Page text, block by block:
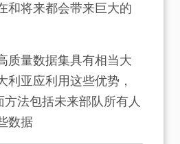
和将来都会带来巨大的
质量数据集具有相当大
利亚应利用这些优势，
法包括未来部队所有人
数据